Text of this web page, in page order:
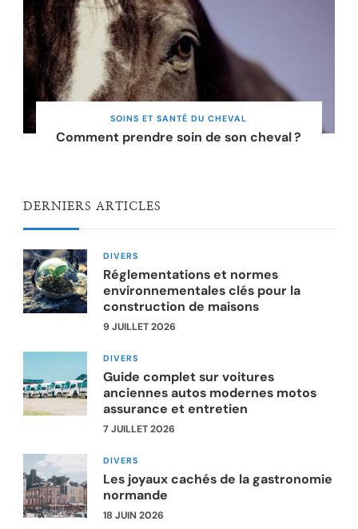
SOINS ET SANTÉ DU CHEVAL
Comment prendre soin de son cheval ?
DERNIERS ARTICLES
DIVERS
Réglementations et normes
environnementales clés pour la
construction de maisons
9 JUILLET 2026
DIVERS
Guide complet sur voitures
anciennes autos modernes motos
assurance et entretien
7 JUILLET 2026
DIVERS
Les joyaux cachés de la gastronomie
normande
18 JUIN 2026